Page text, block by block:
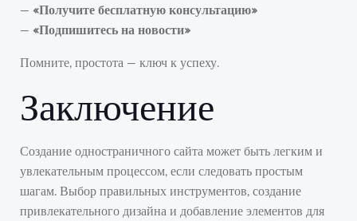
— «Получите бесплатную консультацию»
— «Подпишитесь на новости»
Помните, простота — ключ к успеху.
Заключение
Создание одностраничного сайта может быть легким и
увлекательным процессом, если следовать простым
шагам. Выбор правильных инструментов, создание
привлекательного дизайна и добавление элементов для